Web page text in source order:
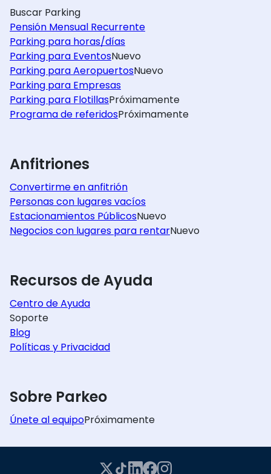
Buscar Parking
Pensión Mensual Recurrente
Parking para horas/días
Parking para EventosNuevo
Parking para AeropuertosNuevo
Parking para Empresas
Parking para FlotillasPróximamente
Programa de referidosPróximamente
Anfitriones
Convertirme en anfitrión
Personas con lugares vacíos
Estacionamientos PúblicosNuevo
Negocios con lugares para rentarNuevo
Recursos de Ayuda
Centro de Ayuda
Soporte
Blog
Políticas y Privacidad
Sobre Parkeo
Únete al equipoPróximamente